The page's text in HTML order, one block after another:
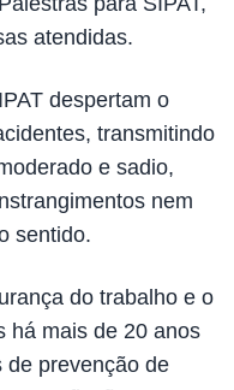
atendidas.
despertam o
transmitindo
e sadio,
nem
sentido.
do trabalho e o
há mais de 20 anos
de prevenção de